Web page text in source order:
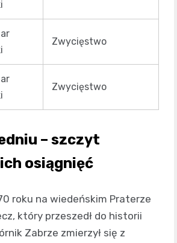
Zwycięstwo
Zwycięstwo
– szczyt
osiągnięć
roku na wiedeńskim Praterze
który przeszedł do historii
Zabrze zmierzył się z